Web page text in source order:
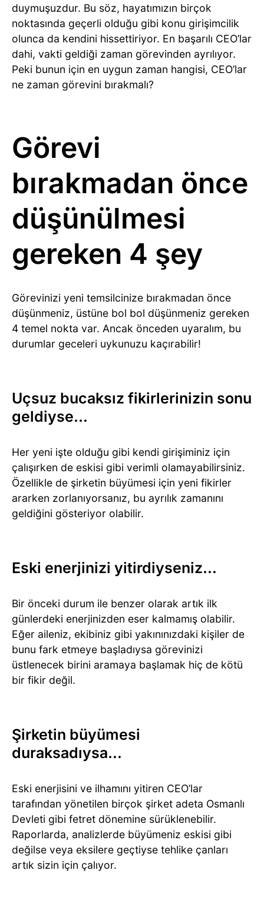
duymuşuzdur. Bu söz, hayatımızın birçok
noktasında geçerli olduğu gibi konu girişimcilik
olunca da kendini hissettiriyor. En başarılı CEO’lar
dahi, vakti geldiği zaman görevinden ayrılıyor.
Peki bunun için en uygun zaman hangisi, CEO’lar
ne zaman görevini bırakmalı?
Görevi
bırakmadan önce
düşünülmesi
gereken 4 şey
Görevinizi yeni temsilcinize bırakmadan önce
düşünmeniz, üstüne bol bol düşünmeniz gereken
4 temel nokta var. Ancak önceden uyaralım, bu
durumlar geceleri uykunuzu kaçırabilir!
Uçsuz bucaksız fikirlerinizin sonu
geldiyse…
Her yeni işte olduğu gibi kendi girişiminiz için
çalışırken de eskisi gibi verimli olamayabilirsiniz.
Özellikle de şirketin büyümesi için yeni fikirler
ararken zorlanıyorsanız, bu ayrılık zamanını
geldiğini gösteriyor olabilir.
Eski enerjinizi yitirdiyseniz…
Bir önceki durum ile benzer olarak artık ilk
günlerdeki enerjinizden eser kalmamış olabilir.
Eğer aileniz, ekibiniz gibi yakınınızdaki kişiler de
bunu fark etmeye başladıysa görevinizi
üstlenecek birini aramaya başlamak hiç de kötü
bir fikir değil.
Şirketin büyümesi
duraksadıysa…
Eski enerjisini ve ilhamını yitiren CEO’lar
tarafından yönetilen birçok şirket adeta Osmanlı
Devleti gibi fetret dönemine sürüklenebilir.
Raporlarda, analizlerde büyümeniz eskisi gibi
değilse veya eksilere geçtiyse tehlike çanları
artık sizin için çalıyor.